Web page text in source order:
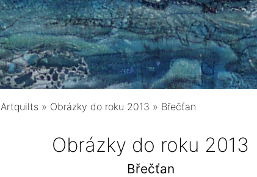
Artquilts » Obrázky do roku 2013 » Břečťan
Obrázky do roku 2013
Břečťan